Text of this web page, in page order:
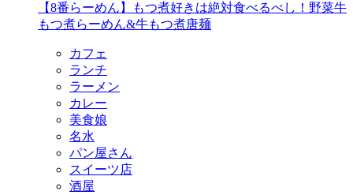
【8番らーめん】もつ煮好きは絶対食べるべし！野菜牛
もつ煮らーめん&牛もつ煮唐麺
カフェ
ランチ
ラーメン
カレー
美食娘
名水
パン屋さん
スイーツ店
酒屋